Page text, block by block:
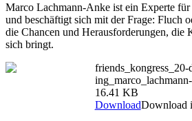
Marco Lachmann-Anke ist ein Experte
und beschäftigt sich mit der Frage: Fluch
die Chancen und Herausforderungen,
sich bringt.
friends_kongress_20-
16.41 KB
DownloadDownload